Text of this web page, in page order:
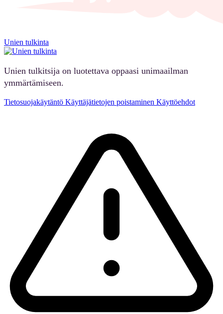
Unien tulkinta
Unien tulkitsija on luotettava oppaasi unimaailman
ymmärtämiseen.
Tietosuojakäytäntö Käyttäjätietojen poistaminen Käyttöehdot